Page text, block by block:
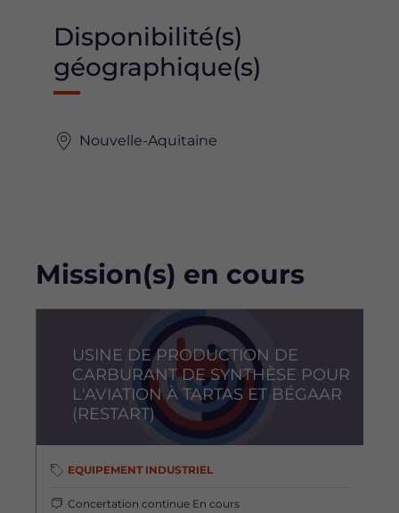
Disponibilité(s)
géographique(s)
Nouvelle-Aquitaine
Mission(s) en cours
USINE DE PRODUCTION DE
CARBURANT DE SYNTHÈSE POUR
L'AVIATION À TARTAS ET BÉGAAR
(RESTART)
EQUIPEMENT INDUSTRIEL
Concertation continue En cours